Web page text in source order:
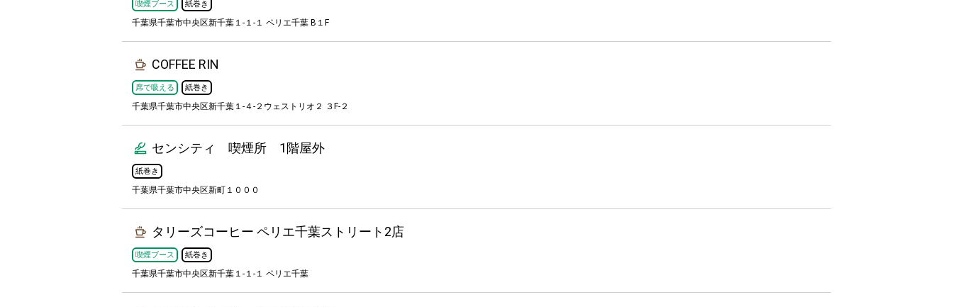
喫煙ブース 紙巻き
千葉県千葉市中央区新千葉１-１-１ ペリエ千葉 B１F
COFFEE RIN
席で吸える 紙巻き
千葉県千葉市中央区新千葉１-４-２ウェストリオ２ ３F-２
センシティ 喫煙所 1階屋外
紙巻き
千葉県千葉市中央区新町１０００
タリーズコーヒー ペリエ千葉ストリート2店
喫煙ブース 紙巻き
千葉県千葉市中央区新千葉１-１-１ ペリエ千葉